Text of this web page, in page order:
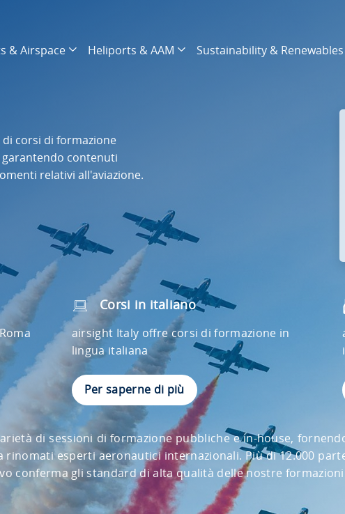
& Airspace Heliports & AAM Sustainability & Renewables
corsi di formazione
contenuti
relativi all'aviazione.
Corsi in italiano
airsight Italy offre corsi di formazione in
lingua italiana
Per saperne di più
di sessioni di formazione pubbliche e in-house,
esperti aeronautici internazionali. Più di 12.000
conferma gli standard di alta qualità delle nostre